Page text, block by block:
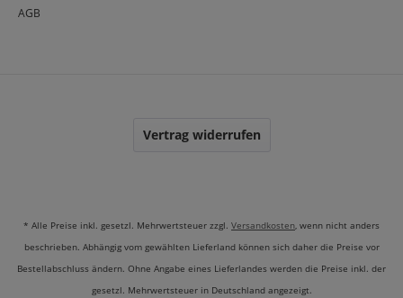
AGB
Vertrag widerrufen
* Alle Preise inkl. gesetzl. Mehrwertsteuer zzgl. Versandkosten, wenn nicht anders
beschrieben. Abhängig vom gewählten Lieferland können sich daher die Preise vor
Bestellabschluss ändern. Ohne Angabe eines Lieferlandes werden die Preise inkl. der
gesetzl. Mehrwertsteuer in Deutschland angezeigt.